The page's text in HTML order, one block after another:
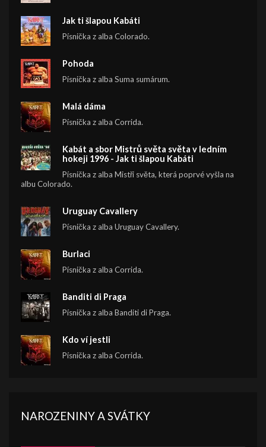
Jak ti šlapou Kabáti
Písnička z alba Colorado.
Pohoda
Písnička z alba Suma sumárum.
Malá dáma
Písnička z alba Corrida.
Kabát a sbor Mistrů světa světa v ledním
hokeji 1996 - Jak ti šlapou Kabáti
Písnička z alba Mistři světa, která poprvé vyšla na
albu Colorado.
Uruguay Cavallery
Písnička z alba Uruguay Cavallery.
Burlaci
Písnička z alba Corrida.
Banditi di Praga
Písnička z alba Banditi di Praga.
Kdo ví jestli
Písnička z alba Corrida.
NAROZENINY A SVÁTKY